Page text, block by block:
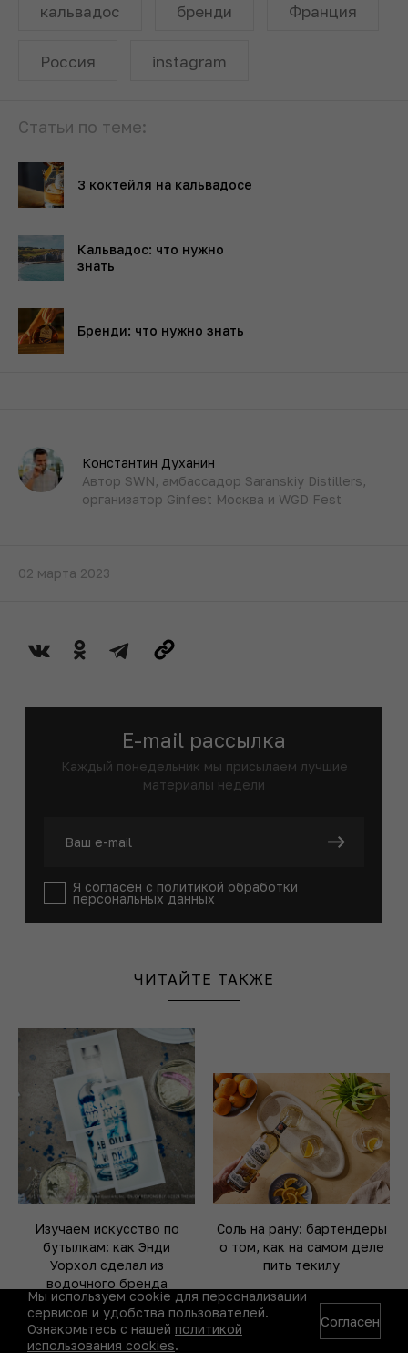
кальвадос бренди Франция
Россия instagram
Статьи по теме:
3 коктейля на кальвадосе
Кальвадос: что нужно
знать
Бренди: что нужно знать
Константин Духанин
Автор SWN, амбассадор Saranskiy Distillers,
организатор Ginfest Москва и WGD Fest
02 марта 2023
E-mail рассылка
Каждый понедельник мы присылаем лучшие
материалы недели
Я согласен с политикой обработки
персональных данных
ЧИТАЙТЕ ТАКЖЕ
Изучаем искусство по
бутылкам: как Энди
Уорхол сделал из
водочного бренда
крупнейшего покровителя
современных художников
Соль на рану: бартендеры
о том, как на самом деле
пить текилу
Мы используем cookie для персонализации
сервисов и удобства пользователей.
Ознакомьтесь с нашей политикой
использования cookies.
Согласен